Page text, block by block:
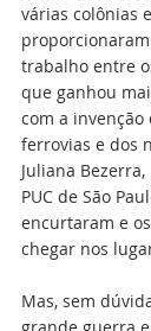
várias colônias
trabalho entre
que ganhou
com a
ferrovias e dos
Juliana
PUC de São
encurtaram e
chegar nos
Mas, sem